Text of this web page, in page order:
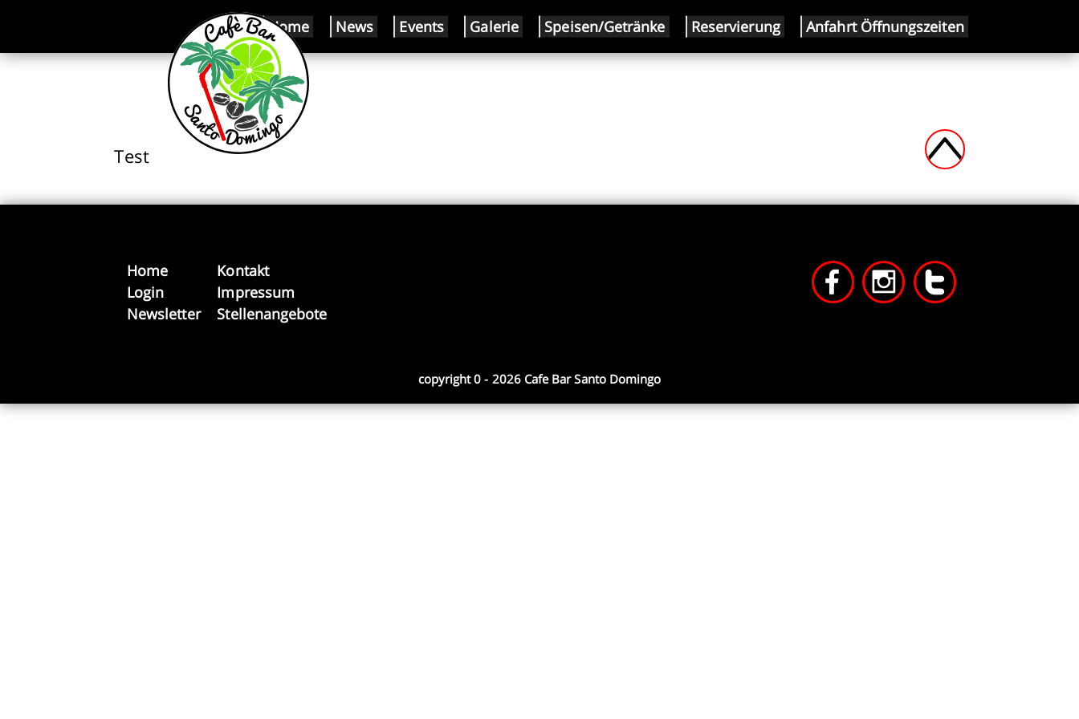
Home News Events Galerie Speisen/Getränke Reservierung Anfahrt Öffnungszeiten
Test
Home
Login
Newsletter
Kontakt
Impressum
Stellenangebote
copyright 0 - 2026 Cafe Bar Santo Domingo